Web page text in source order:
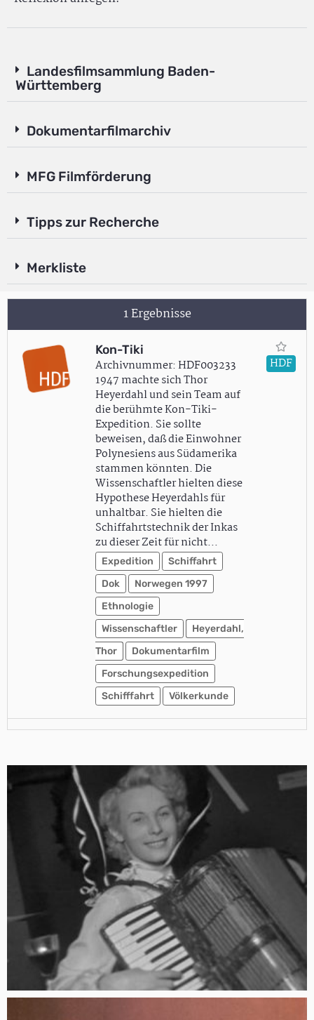
Landesfilmsammlung Baden-
Württemberg
Dokumentarfilmarchiv
MFG Filmförderung
Tipps zur Recherche
Merkliste
1 Ergebnisse
Kon-Tiki
Archivnummer: HDF003233
1947 machte sich Thor
Heyerdahl und sein Team auf
die berühmte Kon-Tiki-
Expedition. Sie sollte
beweisen, daß die Einwohner
Polynesiens aus Südamerika
stammen könnten. Die
Wissenschaftler hielten diese
Hypothese Heyerdahls für
unhaltbar. Sie hielten die
Schiffahrtstechnik der Inkas
zu dieser Zeit für nicht…
Expedition
Schiffahrt
Dok
Norwegen 1997
Ethnologie
Wissenschaftler
Heyerdahl,
Thor
Dokumentarfilm
Forschungsexpedition
Schifffahrt
Völkerkunde
HDF